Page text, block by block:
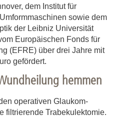
dem Institut für
sowie dem
der Leibniz Universität
Europäischen Fonds für
(EFRE) über drei Jahre mit
gefördert.
hemmen
operativen Glaukom-
filtrierende Trabekulektomie.